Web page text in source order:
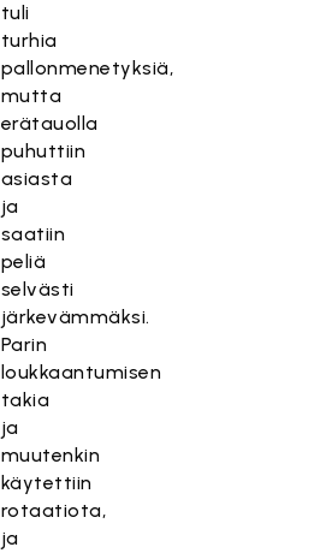
tuli
turhia
pallonmenetyksiä,
mutta
erätauolla
puhuttiin
asiasta
ja
saatiin
peliä
selvästi
järkevämmäksi.
Parin
loukkaantumisen
takia
ja
muutenkin
käytettiin
rotaatiota,
ja